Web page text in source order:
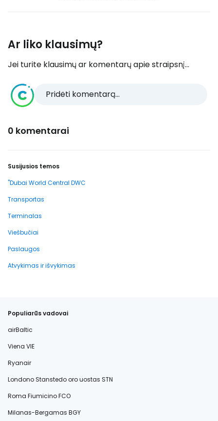
Ar liko klausimų?
Jei turite klausimų ar komentarų apie straipsnį...
Pridėti komentarą...
0 komentarai
Susijusios temos
"Dubai World Central DWC
Transportas
Terminalas
Viešbučiai
Paslaugos
Atvykimas ir išvykimas
Populiarūs vadovai
airBaltic
Viena VIE
Ryanair
Londono Stanstedo oro uostas STN
Roma Fiumicino FCO
Milanas-Bergamas BGY